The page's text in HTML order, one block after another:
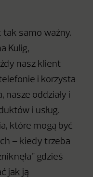
tak samo ważny.
Kulig,
nasz klient
i korzysta
nasze oddziały i
i usług.
które mogą być
– kiedy trzeba
gdzieś
jak ją